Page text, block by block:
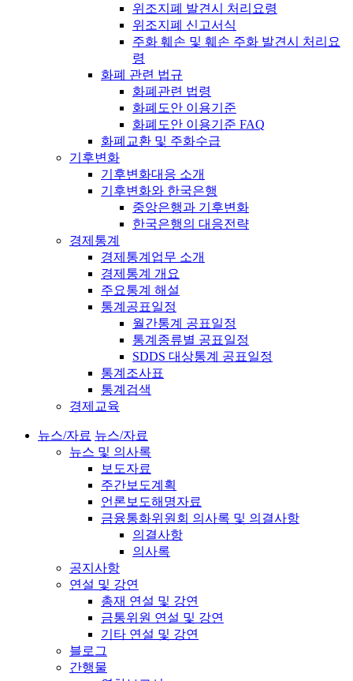
위조지폐 발견시 처리요령
위조지폐 신고서식
주화 훼손 및 훼손 주화 발견시 처리요
령
화폐 관련 법규
화폐관련 법령
화폐도안 이용기준
화폐도안 이용기준 FAQ
화폐교환 및 주화수급
기후변화
기후변화대응 소개
기후변화와 한국은행
중앙은행과 기후변화
한국은행의 대응전략
경제통계
경제통계업무 소개
경제통계 개요
주요통계 해설
통계공표일정
월간통계 공표일정
통계종류별 공표일정
SDDS 대상통계 공표일정
통계조사표
통계검색
경제교육
뉴스/자료 뉴스/자료
뉴스 및 의사록
보도자료
주간보도계획
언론보도해명자료
금융통화위원회 의사록 및 의결사항
의결사항
의사록
공지사항
연설 및 강연
총재 연설 및 강연
금통위원 연설 및 강연
기타 연설 및 강연
블로그
간행물